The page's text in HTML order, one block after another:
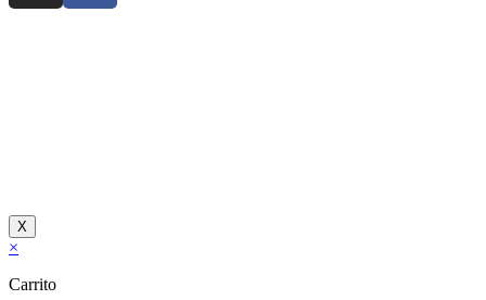
X
×
Carrito